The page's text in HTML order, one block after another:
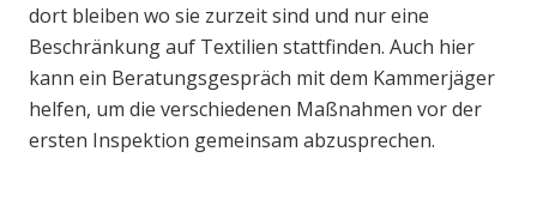
dort bleiben wo sie zurzeit sind und nur eine
Beschränkung auf Textilien stattfinden. Auch hier
kann ein Beratungsgespräch mit dem Kammerjäger
helfen, um die verschiedenen Maßnahmen vor der
ersten Inspektion gemeinsam abzusprechen.